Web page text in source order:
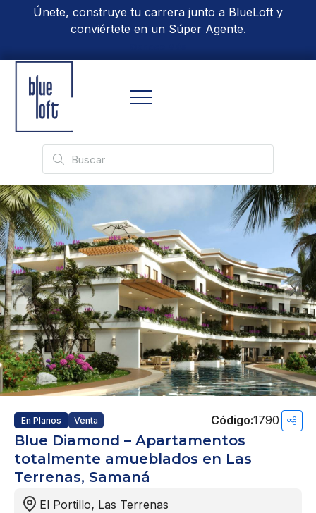
Únete, construye tu carrera junto a BlueLoft y
conviértete en un Súper Agente.
En Planos Venta 1790
Blue Diamond – Apartamentos
totalmente amueblados en Las
Terrenas, Samaná
El Portillo, Las Terrenas